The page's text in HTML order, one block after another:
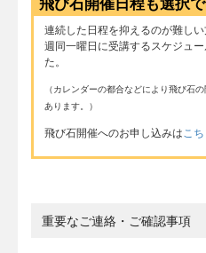
連続した日程を抑えるのが難し
週同一曜日に受講するスケジュ
た。
（カレンダーの都合などにより飛び石
あります。）
飛び石開催へのお申し込みは こ
重要なご連絡・ご確認事項